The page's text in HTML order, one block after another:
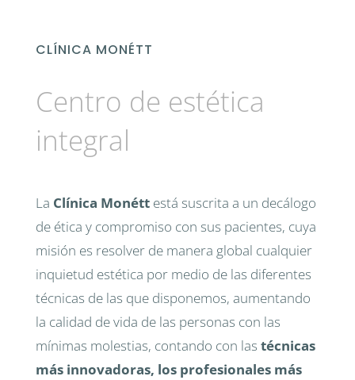
CLÍNICA MONÉTT
Centro de estética
integral
La Clínica Monéttestá suscrita a un decálogo
de ética y compromiso con sus pacientes, cuya
misión es resolver de manera global cualquier
inquietud estética por medio de las diferentes
técnicas de las que disponemos, aumentando
la calidad de vida de las personas con las
mínimas molestias, contando con las técnicas
más innovadoras, los profesionales más